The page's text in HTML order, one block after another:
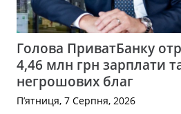
Голова ПриватБанку
4,46 млн грн зарплати
негрошових благ
П’ятниця, 7 Серпня, 2026